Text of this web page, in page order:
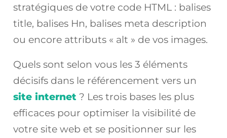
stratégiques de votre code HTML : balises
title, balises Hn, balises meta description
ou encore attributs « alt » de vos images.
Quels sont selon vous les 3 éléments
décisifs dans le référencement vers un
site internet? Les trois bases les plus
efficaces pour optimiser la visibilité de
votre site web et se positionner sur les